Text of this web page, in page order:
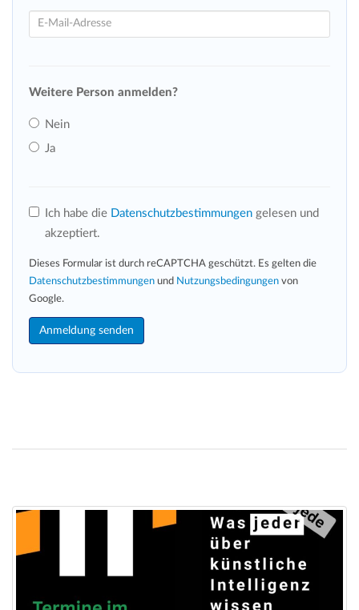
Weitere Person anmelden?
Nein
Ja
Ich habe die Datenschutzbestimmungen gelesen und
akzeptiert.
Dieses Formular ist durch reCAPTCHA geschützt. Es gelten die
Datenschutzbestimmungen und Nutzungsbedingungen von
Google.